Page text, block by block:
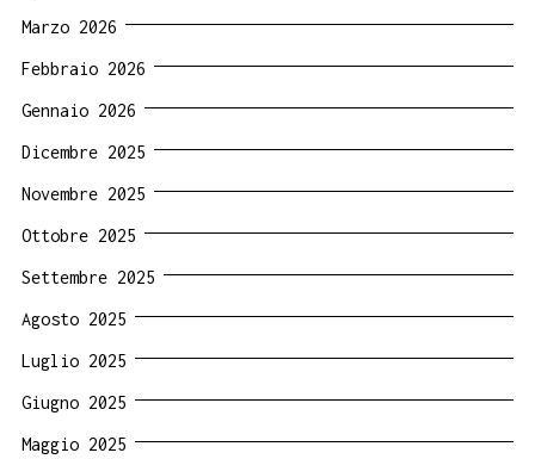
Marzo 2026
Febbraio 2026
Gennaio 2026
Dicembre 2025
Novembre 2025
Ottobre 2025
Settembre 2025
Agosto 2025
Luglio 2025
Giugno 2025
Maggio 2025